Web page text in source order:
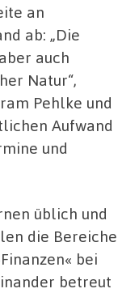
an
ab: „Die
auch
Natur“,
Pehlke und
Aufwand
und
üblich und
die Bereiche
bei
betreut